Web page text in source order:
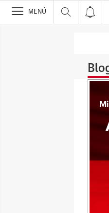
>
MENÚ